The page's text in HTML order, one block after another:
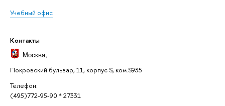
Учебный офис
Контакты
Москва,
Покровский бульвар, 11, корпус S, ком.S935
Телефон:
(495)772-95-90 * 27331